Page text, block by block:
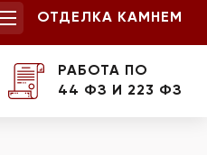
ОТДЕЛКА КАМНЕМ
РАБОТА ПО
44 ФЗ И 223 ФЗ